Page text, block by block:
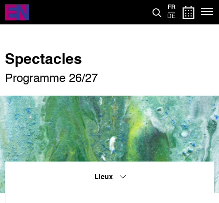
Aller
contenu
FR
DE
Spectacles
Programme 26/27
Lieux